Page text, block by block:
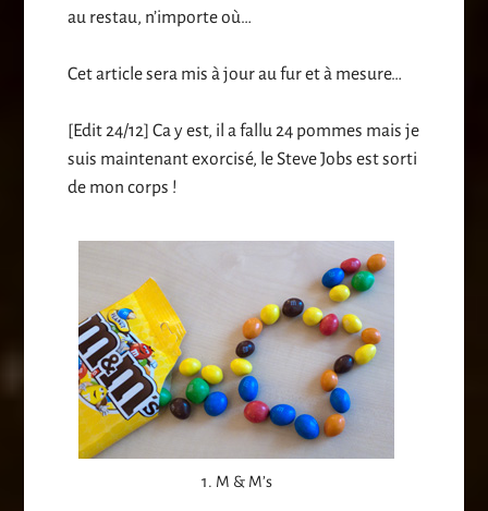
au restau, n’importe où…
Cet article sera mis à jour au fur et à mesure…
[Edit 24/12] Ca y est, il a fallu 24 pommes mais je
suis maintenant exorcisé, le Steve Jobs est sorti
de mon corps !
1. M & M’s